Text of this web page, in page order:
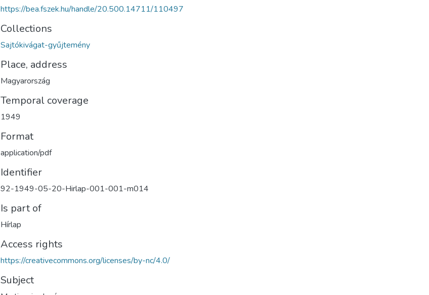
https://bea.fszek.hu/handle/20.500.14711/110497
Collections
Sajtókivágat-gyűjtemény
Place, address
Magyarország
Temporal coverage
1949
Format
application/pdf
Identifier
92-1949-05-20-Hirlap-001-001-m014
Is part of
Hírlap
Access rights
https://creativecommons.org/licenses/by-nc/4.0/
Subject